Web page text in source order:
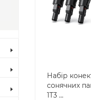
Набір
сонячних
1T3 ...